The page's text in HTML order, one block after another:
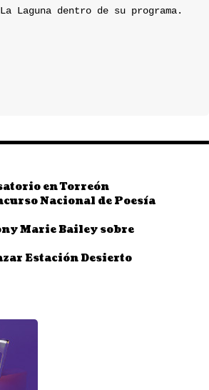
dentro de su programa.
en Torreón
Nacional de Poesía
Marie Bailey sobre
Estación Desierto